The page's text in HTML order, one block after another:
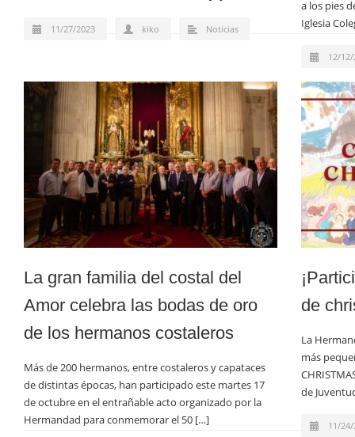
a los pies
Iglesia
12/
11/27/2023 kiko Noticias
de
La
más
de
11/
La gran familia del costal del
Amor celebra las bodas de oro
de los hermanos costaleros
Más de 200 hermanos, entre costaleros y capataces
de distintas épocas, han participado este martes 17
de octubre en el entrañable acto organizado por la
Hermandad para conmemorar el 50 […]